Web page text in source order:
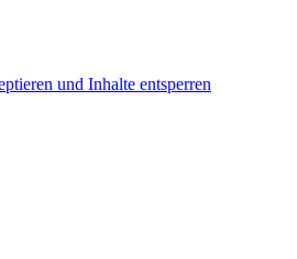
und Inhalte entsperren